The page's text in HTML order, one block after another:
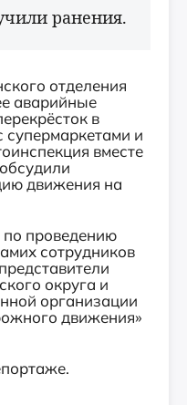
ранения.
отделения
аварийные
в
супермаркетами и
вместе
движения на
проведению
сотрудников
округа и
организации
движения»